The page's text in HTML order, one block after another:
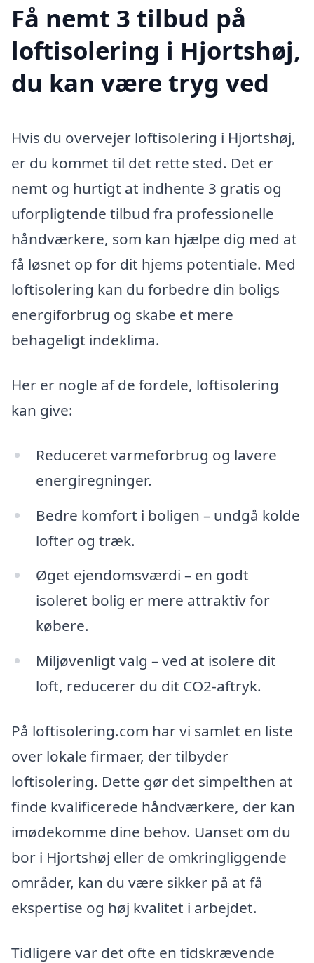
Få nemt 3 tilbud på
loftisolering i Hjortshøj,
du kan være tryg ved
Hvis du overvejer loftisolering i Hjortshøj,
er du kommet til det rette sted. Det er
nemt og hurtigt at indhente 3 gratis og
uforpligtende tilbud fra professionelle
håndværkere, som kan hjælpe dig med at
få løsnet op for dit hjems potentiale. Med
loftisolering kan du forbedre din boligs
energiforbrug og skabe et mere
behageligt indeklima.
Her er nogle af de fordele, loftisolering
kan give:
Reduceret varmeforbrug og lavere
energiregninger.
Bedre komfort i boligen – undgå kolde
lofter og træk.
Øget ejendomsværdi – en godt
isoleret bolig er mere attraktiv for
købere.
Miljøvenligt valg – ved at isolere dit
loft, reducerer du dit CO2-aftryk.
På loftisolering.com har vi samlet en liste
over lokale firmaer, der tilbyder
loftisolering. Dette gør det simpelthen at
finde kvalificerede håndværkere, der kan
imødekomme dine behov. Uanset om du
bor i Hjortshøj eller de omkringliggende
områder, kan du være sikker på at få
ekspertise og høj kvalitet i arbejdet.
Tidligere var det ofte en tidskrævende